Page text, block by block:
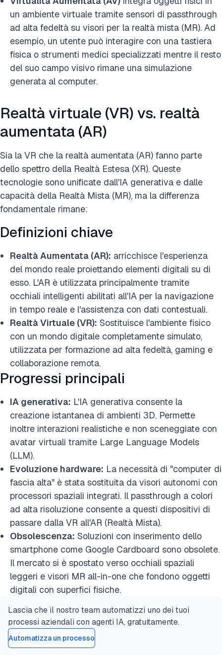
un ambiente virtuale tramite sensori di passthrough
ad alta fedeltà su visori per la realtà mista (MR). Ad
esempio, un utente può interagire con una tastiera
fisica o strumenti medici specializzati mentre il resto
del suo campo visivo rimane una simulazione
generata al computer.
Realtà virtuale (VR) vs. realtà
aumentata (AR)
Sia la VR che la realtà aumentata (AR) fanno parte
dello spettro della Realtà Estesa (XR). Queste
tecnologie sono unificate dall'IA generativa e dalle
capacità della Realtà Mista (MR), ma la differenza
fondamentale rimane:
Definizioni chiave
Realtà Aumentata (AR): arricchisce l'esperienza
del mondo reale proiettando elementi digitali su di
esso. L'AR è utilizzata principalmente tramite
occhiali intelligenti abilitati all'IA per la navigazione
in tempo reale e l'assistenza con dati contestuali.
Realtà Virtuale (VR): Sostituisce l'ambiente fisico
con un mondo digitale completamente simulato,
utilizzata per formazione ad alta fedeltà, gaming e
collaborazione remota.
Progressi principali
IA generativa: L'IA generativa consente la
creazione istantanea di ambienti 3D. Permette
inoltre interazioni realistiche e non sceneggiate con
avatar virtuali tramite Large Language Models
(LLM).
Evoluzione hardware: La necessità di "computer di
fascia alta" è stata sostituita da visori autonomi con
processori spaziali integrati. Il passthrough a colori
ad alta risoluzione consente a questi dispositivi di
passare dalla VR all'AR (Realtà Mista).
Obsolescenza: Soluzioni con inserimento dello
smartphone come Google Cardboard sono obsolete.
Il mercato si è spostato verso occhiali spaziali
leggeri e visori MR all-in-one che fondono oggetti
digitali con superfici fisiche.
Lascia che il nostro team automatizzi uno dei tuoi
processi aziendali con agenti IA, gratuitamente.
Automatizza un processo